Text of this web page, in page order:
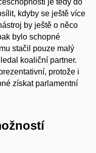
je tedy do
kdyby se ještě více
by ještě o něco
bylo schopné
stačil pouze malý
koaliční partner.
protože i
získat parlamentní